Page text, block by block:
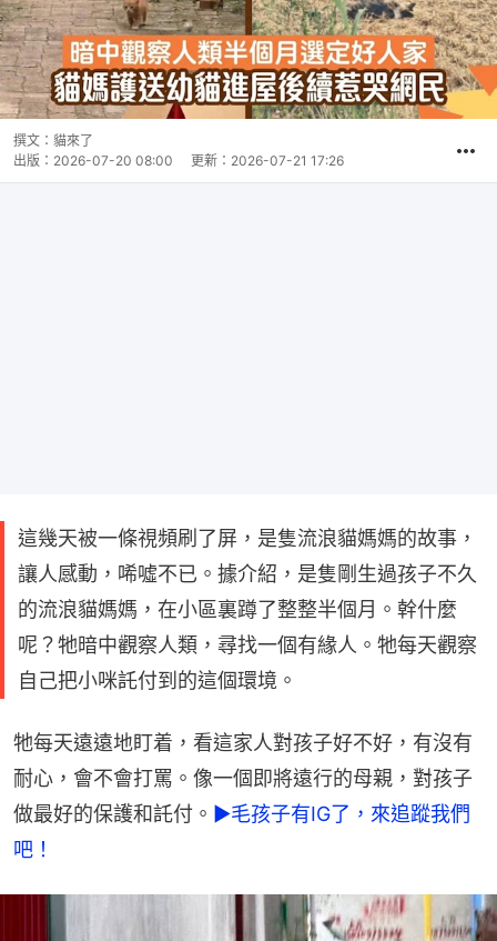
撰文： 貓來了
出版： 2026-07-20 08:00 更新： 2026-07-21 17:26
這幾天被一條視頻刷了屏，是隻流浪貓媽媽的故事，
讓人感動，唏噓不已。據介紹，是隻剛生過孩子不久
的流浪貓媽媽，在小區裏蹲了整整半個月。幹什麼
呢？牠暗中觀察人類，尋找一個有緣人。牠每天觀察
自己把小咪託付到的這個環境。
牠每天遠遠地盯着，看這家人對孩子好不好，有沒有
耐心，會不會打罵。像一個即將遠行的母親，對孩子
做最好的保護和託付。 ►毛孩子有IG了，來追蹤我們
吧！